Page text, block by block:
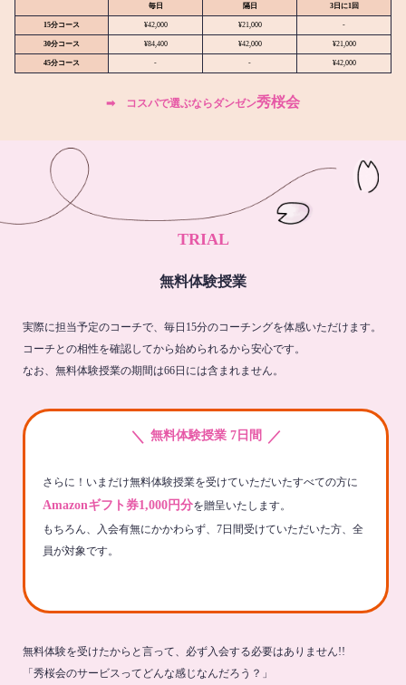
毎日 隔日 3日に1回
15分コース ¥42,000 ¥21,000 -
30分コース ¥84,400 ¥42,000 ¥21,000
45分コース - - ¥42,000
➡︎ コスパで選ぶならダンゼン秀桜会
TRIAL
無料体験授業
実際に担当予定のコーチで、毎日15分のコーチングを体感いただけます。
コーチとの相性を確認してから始められるから安心です。
なお、無料体験授業の期間は66日には含まれません。
＼ 無料体験授業 7日間 ／
さらに！いまだけ無料体験授業を受けていただいたすべての方に
Amazonギフト券1,000円分を贈呈いたします。
もちろん、入会有無にかかわらず、7日間受けていただいた方、全
員が対象です。
無料体験を受けたからと言って、必ず入会する必要はありません!!
「秀桜会のサービスってどんな感じなんだろう？」